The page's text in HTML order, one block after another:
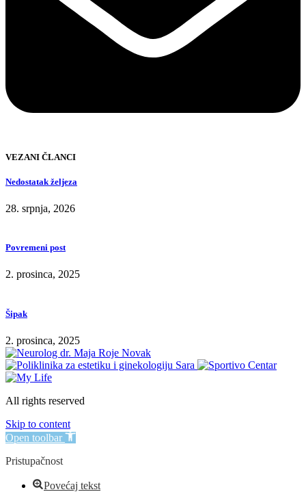
VEZANI ČLANCI
Nedostatak željeza
28. srpnja, 2026
Povremeni post
2. prosinca, 2025
Šipak
2. prosinca, 2025
All rights reserved
Skip to content
Open toolbar
Pristupačnost
Povećaj tekst